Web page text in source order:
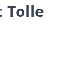
Tolle